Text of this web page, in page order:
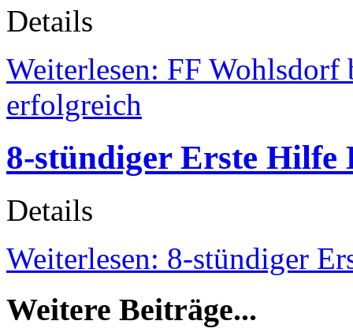
Details
Weiterlesen: FF
erfolgreich
8-stündiger Erste Hilfe
Details
Weiterlesen: 8-stündiger
Weitere Beiträge...